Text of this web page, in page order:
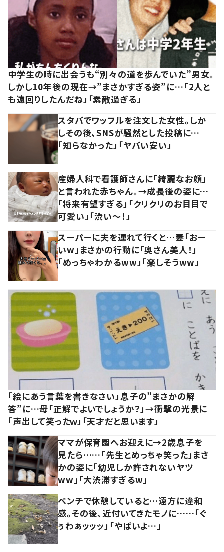
中学生の時に出会うも“別々の道を歩んでいた”男女。
しかし10年後の現在→”まさかすぎる姿”に…「2人と
も遠回りしたんだね」「素敵過ぎる」
スタバでワッフルを注文した女性。しか
しその後、SNSが騒然とした投稿に…
「知らなかった」「ヤバい安い」
産婦人科で看護師さんに「綺麗なお顔」
と言われた赤ちゃん。→成長後の姿に…
「将来有望すぎる」「クリクリのお目目で
可愛い」「渋い～！」
スーパーに夫を連れて行くと…妻「おー
いw」まさかの行動に「奥さん美人！」
「めっちゃわかるww」「楽しそうww」
「絵にあう言葉を書きなさい」息子の”まさかの解
答”に…母「正解でよいでしょうか？」→衝撃の光景に
「声出して笑ったｗ」「天才だと思います」
ママが保育園へお迎えに→2歳息子を
見たら……「先生とめっちゃ笑った」まさ
かの姿に「幼児しか許されないヤツ
ww」「大渋滞すぎるw」
ベンチで休憩していると…遠方に違和
感。その後、近付いてきたモノに……「ぐ
ぅわぁッッッ」「やばいよ…」